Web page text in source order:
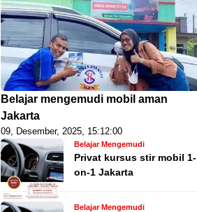
Belajar mengemudi mobil aman
Jakarta
09, Desember, 2025, 15:12:00
Belajar Mengemudi
Privat kursus stir mobil 1-
on-1 Jakarta
Belajar Mengemudi